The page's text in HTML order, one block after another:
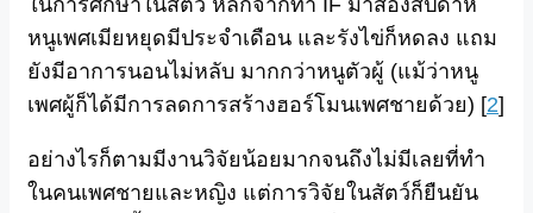
ในการศึกษาในสัตว์ หลักจากทำ IF มาสองสัปดาห์
หนูเพศเมียหยุดมีประจำเดือน และรังไข่ก็หดลง แถม
ยังมีอาการนอนไม่หลับ มากกว่าหนูตัวผู้ (แม้ว่าหนู
เพศผู้ก็ได้มีการลดการสร้างฮอร์โมนเพศชายด้วย) [2]
อย่างไรก็ตามมีงานวิจัยน้อยมากจนถึงไม่มีเลยที่ทำ
ในคนเพศชายและหญิง แต่การวิจัยในสัตว์ก็ยืนยัน